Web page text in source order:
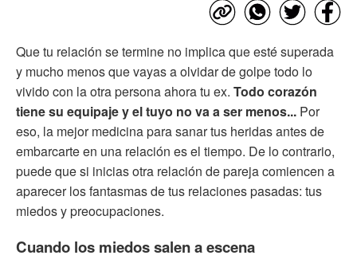
Que tu relación se termine no implica que esté superada
y mucho menos que vayas a olvidar de golpe todo lo
vivido con la otra persona ahora tu ex. Todo corazón
tiene su equipaje y el tuyo no va a ser menos... Por
eso, la mejor medicina para sanar tus heridas antes de
embarcarte en una relación es el tiempo. De lo contrario,
puede que si inicias otra relación de pareja comiencen a
aparecer los fantasmas de tus relaciones pasadas: tus
miedos y preocupaciones.
Cuando los miedos salen a escena